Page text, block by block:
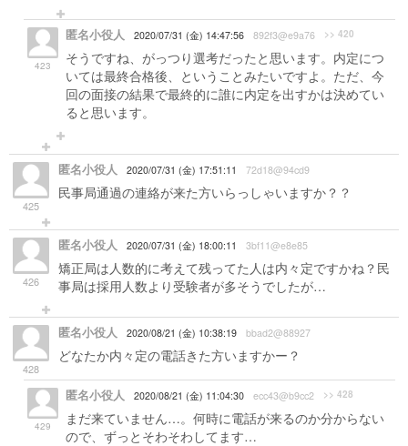
423
匿名小役人 2020/07/31 (金) 14:47:56 892f3@e9a76 >> 420
そうですね、がっつり選考だったと思います。内定につ
いては最終合格後、ということみたいですよ。ただ、今
回の面接の結果で最終的に誰に内定を出すかは決めてい
ると思います。
425
匿名小役人 2020/07/31 (金) 17:51:11 72d18@94cd9
民事局通過の連絡が来た方いらっしゃいますか？？
426
匿名小役人 2020/07/31 (金) 18:00:11 3bf11@e8e85
矯正局は人数的に考えて残ってた人は内々定ですかね？民
事局は採用人数より受験者が多そうでしたが…
428
匿名小役人 2020/08/21 (金) 10:38:19 bbad2@88927
どなたか内々定の電話きた方いますかー？
429
匿名小役人 2020/08/21 (金) 11:04:30 ecc43@b9cc2 >> 428
まだ来ていません…。何時に電話が来るのか分からない
ので、ずっとそわそわしてます…